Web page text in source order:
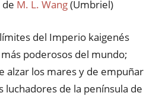
de M. L. Wang(Umbriel)
del Imperio kaigenés
poderosos del mundo;
alzar los mares y de empuñar
luchadores de la península de